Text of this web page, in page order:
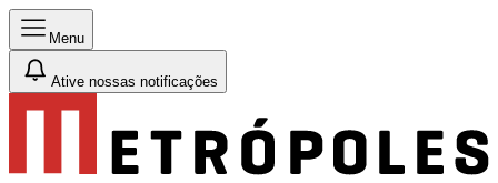
Menu
Ative nossas notificações